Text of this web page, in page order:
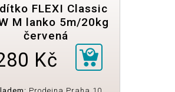
FLEXI Classic
M lanko 5m/20kg
červená
Kč